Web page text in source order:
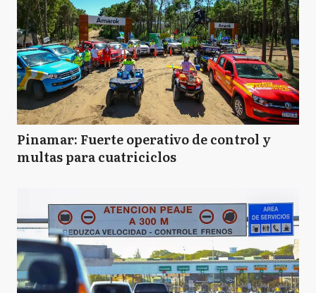
Pinamar: Fuerte operativo de control y
multas para cuatriciclos